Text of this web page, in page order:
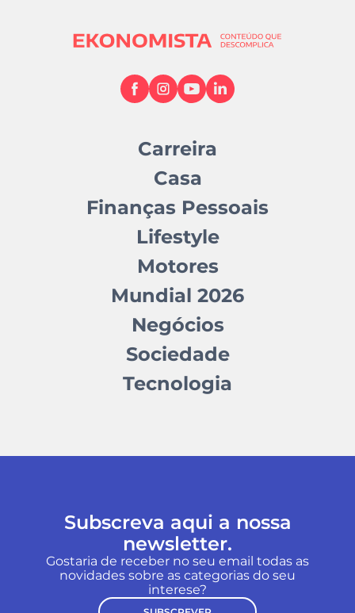
Carreira
Casa
Finanças Pessoais
Lifestyle
Motores
Mundial 2026
Negócios
Sociedade
Tecnologia
Subscreva aqui a nossa
newsletter.
Gostaria de receber no seu email todas as
novidades sobre as categorias do seu
interese?